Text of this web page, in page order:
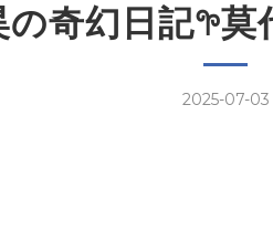
の奇幻日記𖧧莫
2025-07-03